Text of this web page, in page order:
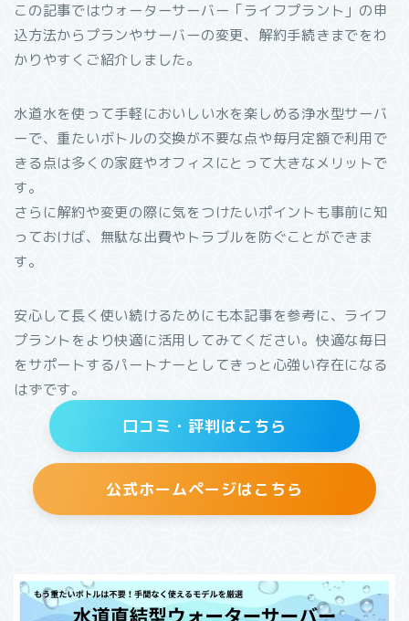
この記事ではウォーターサーバー「ライフプラント」の申
込方法からプランやサーバーの変更、解約手続きまでをわ
かりやすくご紹介しました。
水道水を使って手軽においしい水を楽しめる浄水型サーバ
ーで、重たいボトルの交換が不要な点や毎月定額で利用で
きる点は多くの家庭やオフィスにとって大きなメリットで
す。
さらに解約や変更の際に気をつけたいポイントも事前に知
っておけば、無駄な出費やトラブルを防ぐことができま
す。
安心して長く使い続けるためにも本記事を参考に、ライフ
プラントをより快適に活用してみてください。快適な毎日
をサポートするパートナーとしてきっと心強い存在になる
はずです。
口コミ・評判はこちら
公式ホームページはこちら